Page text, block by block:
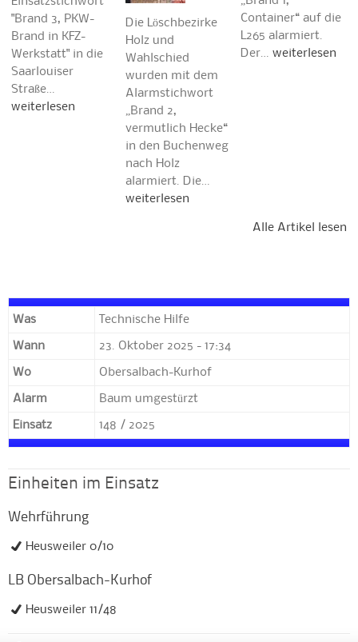
"Brand 3, PKW-
Brand in KFZ-
Werkstatt" in die
Saarlouiser
Straße…
weiterlesen
Die Löschbezirke
Holz und
Wahlschied
wurden mit dem
Alarmstichwort
„Brand 2,
vermutlich Hecke“
in den Buchenweg
nach Holz
alarmiert. Die…
weiterlesen
Container“ auf die
L265 alarmiert.
Der… weiterlesen
Alle Artikel lesen
Was Technische Hilfe
Wann 23. Oktober 2025 - 17:34
Wo Obersalbach-Kurhof
Alarm Baum umgestürzt
Einsatz 148 / 2025
Einheiten im Einsatz
Wehrführung
Heusweiler 0/10
LB Obersalbach-Kurhof
Heusweiler 11/48